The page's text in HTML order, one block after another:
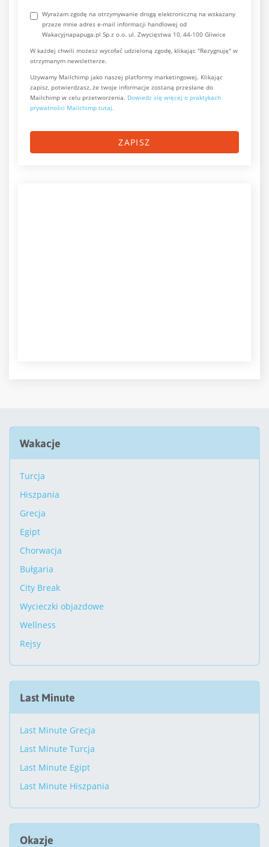
Wyrażam zgodę na otrzymywanie drogą elektroniczną na wskazany
przeze mnie adres e-mail informacji handlowej od
Wakacyjnapapuga.pl Sp.z o.o. ul. Zwycięstwa 10, 44-100 Gliwice
W każdej chwili możesz wycofać udzieloną zgodę, klikając "Rezygnuję" w
otrzymanym newsletterze.
Używamy Mailchimp jako naszej platformy marketingowej. Klikając
zapisz, potwierdzasz, że twoje informacje zostaną przesłane do
Mailchimp w celu przetworzenia. Dowiedz się więcej o praktykach
prywatności Mailchimp tutaj.
ZAPISZ
Wakacje
Turcja
Hiszpania
Grecja
Egipt
Chorwacja
Bułgaria
City Break
Wycieczki objazdowe
Wellness
Rejsy
Last Minute
Last Minute Grecja
Last Minute Turcja
Last Minute Egipt
Last Minute Hiszpania
Okazje